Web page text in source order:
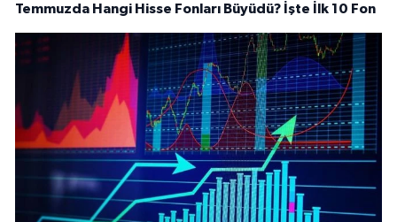
Temmuzda Hangi Hisse Fonları Büyüdü? İşte İlk 10 Fon